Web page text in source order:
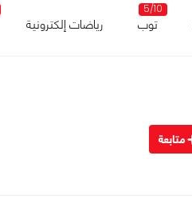
5/10
توب رياضات إلكترونية
متابعة